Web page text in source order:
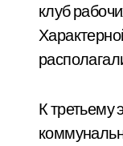
клуб
К третьему